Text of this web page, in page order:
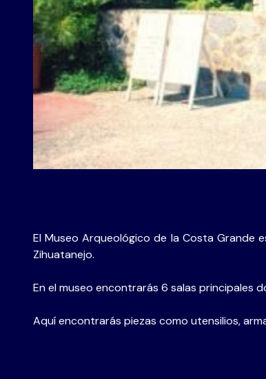
El Museo Arqueológico de la Costa Grande
Zihuatanejo.
En el museo encontrarás 6 salas principales
Aquí encontrarás piezas como utensilios,